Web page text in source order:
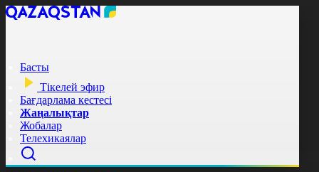
Басты
Тікелей эфир
Бағдарлама кестесі
Жаңалықтар
Жобалар
Телехикаялар